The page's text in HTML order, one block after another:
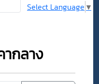
Select Language ▼
ากลาง